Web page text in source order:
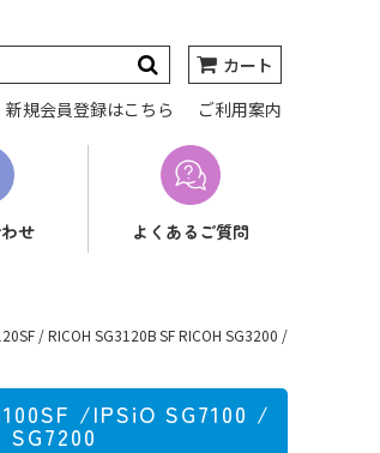
カート
新規会員登録はこちら ご利用案内
せ よくあるご質問
/ RICOH SG3120B SF RICOH SG3200 /
/IPSiO SG7100 /